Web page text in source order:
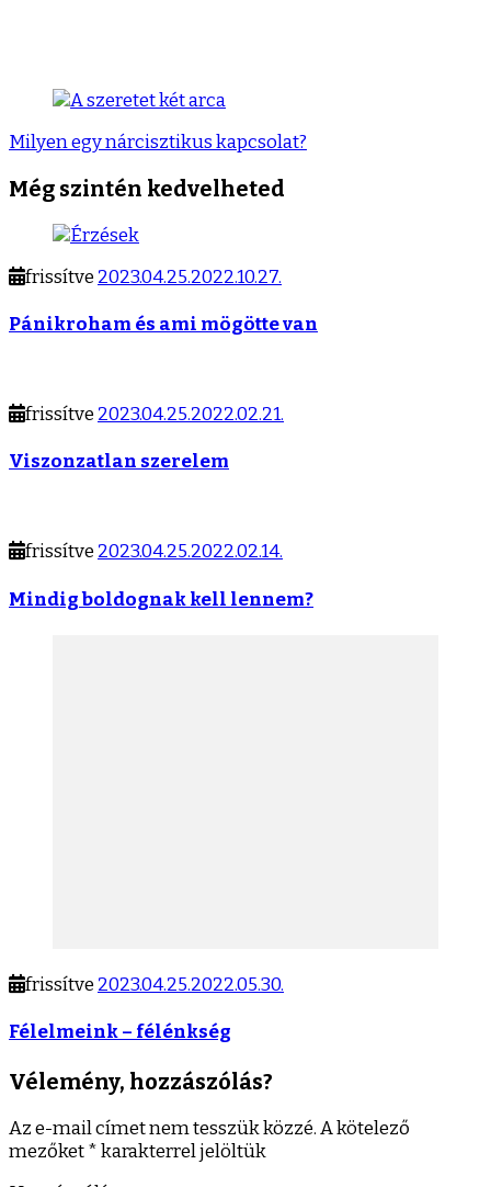
Milyen egy nárcisztikus kapcsolat?
Még szintén kedvelheted
frissítve 2023.04.25.2022.10.27.
Pánikroham és ami mögötte van
frissítve 2023.04.25.2022.02.21.
Viszonzatlan szerelem
frissítve 2023.04.25.2022.02.14.
Mindig boldognak kell lennem?
frissítve 2023.04.25.2022.05.30.
Félelmeink – félénkség
Vélemény, hozzászólás?
Az e-mail címet nem tesszük közzé.A kötelező
mezőket*karakterrel jelöltük